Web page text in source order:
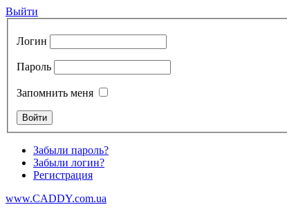
Выйти
Логин
Пароль
Запомнить меня
Забыли пароль?
Забыли логин?
Регистрация
www.CADDY.com.ua